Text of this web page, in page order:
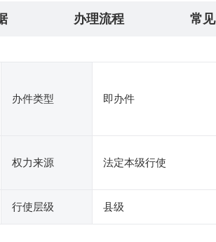
办理流程 常
办件类型 即办件
权力来源 法定本级行使
行使层级 县级